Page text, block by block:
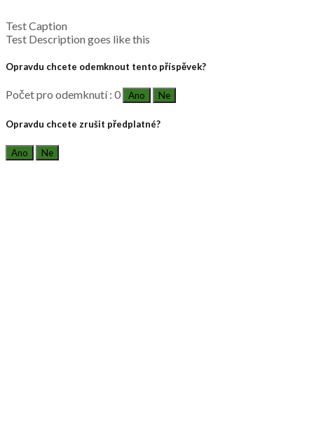
Test Caption
Test Description goes like this
Opravdu chcete odemknout tento příspěvek?
Počet pro odemknutí : 0 Ano Ne
Opravdu chcete zrušit předplatné?
Ano Ne